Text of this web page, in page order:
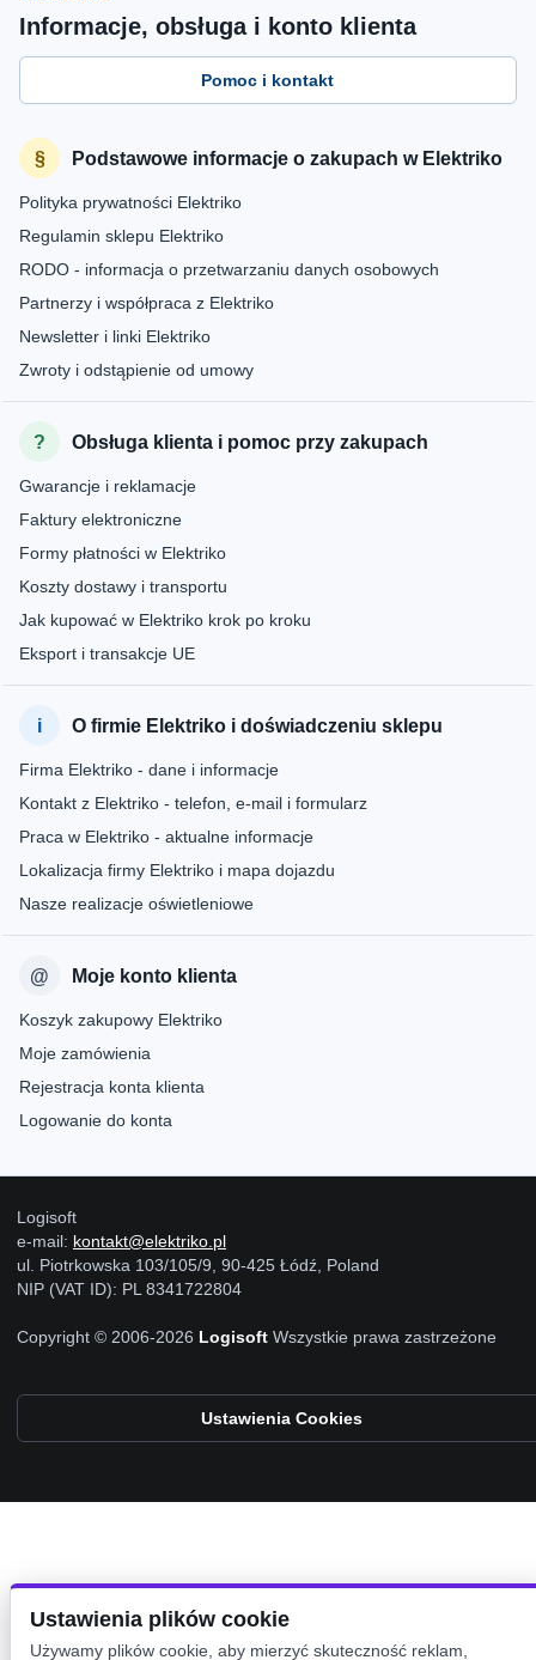
Informacje, obsługa i konto klienta
Pomoc i kontakt
Podstawowe informacje o zakupach w Elektriko
Polityka prywatności Elektriko
Regulamin sklepu Elektriko
RODO - informacja o przetwarzaniu danych osobowych
Partnerzy i współpraca z Elektriko
Newsletter i linki Elektriko
Zwroty i odstąpienie od umowy
Obsługa klienta i pomoc przy zakupach
Gwarancje i reklamacje
Faktury elektroniczne
Formy płatności w Elektriko
Koszty dostawy i transportu
Jak kupować w Elektriko krok po kroku
Eksport i transakcje UE
O firmie Elektriko i doświadczeniu sklepu
Firma Elektriko - dane i informacje
Kontakt z Elektriko - telefon, e-mail i formularz
Praca w Elektriko - aktualne informacje
Lokalizacja firmy Elektriko i mapa dojazdu
Nasze realizacje oświetleniowe
Moje konto klienta
Koszyk zakupowy Elektriko
Moje zamówienia
Rejestracja konta klienta
Logowanie do konta
Logisoft
e-mail: kontakt@elektriko.pl
ul. Piotrkowska 103/105/9, 90-425 Łódź, Poland
NIP (VAT ID): PL 8341722804
Copyright © 2006-2026 Logisoft Wszystkie prawa zastrzeżone
Ustawienia Cookies
Ustawienia plików cookie
Używamy plików cookie, aby mierzyć skuteczność reklam,